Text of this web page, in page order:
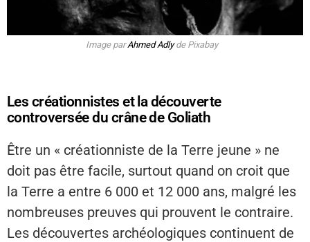
Image parAhmed Adlyde Pixabay
Les créationnistes et la découverte
controversée du crâne de Goliath
Être un « créationniste de la Terre jeune » ne
doit pas être facile, surtout quand on croit que
la Terre a entre 6 000 et 12 000 ans, malgré les
nombreuses preuves qui prouvent le contraire.
Les découvertes archéologiques continuent de